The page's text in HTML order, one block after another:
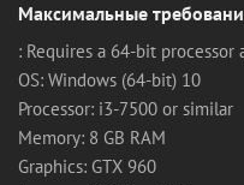
Максимальные
: Requires a 64-bit processor
OS: Windows (64-bit) 10
Processor: i3-7500 or similar
Memory: 8 GB RAM
Graphics: GTX 960